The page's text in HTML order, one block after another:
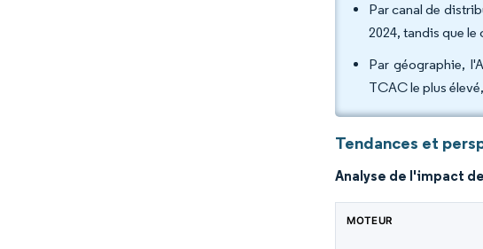
Par canal de
2024, tandis que
Par géographie,
TCAC le plus
Tendances et
Analyse de l'impact
MOTEUR